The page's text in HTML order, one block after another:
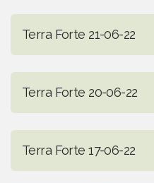
Terra Forte 21-06-22
Terra Forte 20-06-22
Terra Forte 17-06-22